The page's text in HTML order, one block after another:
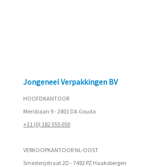
Jongeneel Verpakkingen BV
HOOFDKANTOOR
Meridiaan 9 - 2801 DA Gouda
+31 (0) 182 555 050
VERKOOPKANTOOR NL-OOST
Smederijstraat 2D - 7482 PZ Haaksbergen